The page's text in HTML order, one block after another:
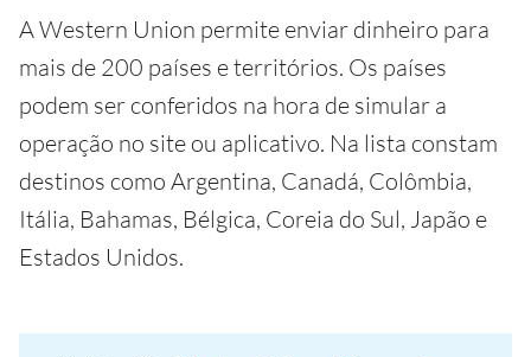
A Western Union permite enviar dinheiro para
mais de 200 países e territórios. Os países
podem ser conferidos na hora de simular a
operação no site ou aplicativo. Na lista constam
destinos como Argentina, Canadá, Colômbia,
Itália, Bahamas, Bélgica, Coreia do Sul, Japão e
Estados Unidos.